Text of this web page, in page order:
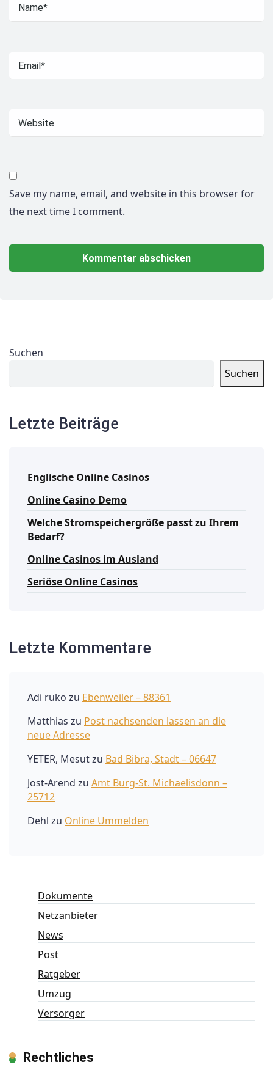
Save my name, email, and website in this browser for
the next time I comment.
Suchen
Suchen
Letzte Beiträge
Englische Online Casinos
Online Casino Demo
Welche Stromspeichergröße passt zu Ihrem
Bedarf?
Online Casinos im Ausland
Seriöse Online Casinos
Letzte Kommentare
Adi ruko zu Ebenweiler – 88361
Matthias zu Post nachsenden lassen an die
neue Adresse
YETER, Mesutzu Bad Bibra, Stadt – 06647
Jost-Arend zu Amt Burg-St. Michaelisdonn –
25712
Dehl zu Online Ummelden
Dokumente
Netzanbieter
News
Post
Ratgeber
Umzug
Versorger
Rechtliches